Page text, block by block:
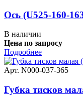
Ось (U525-160-
В наличии
Цена по запросу
Подробнее
Арт. N000-037-365
Губка тисков